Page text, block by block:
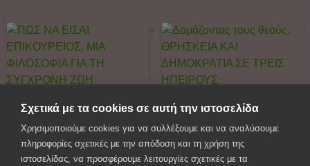
ΠΩΣ ΝΑ ΕΙΣΑΙ
ΕΠΙΚΟΥΡΕΙΟΣ. ΜΙΑ
ΦΙΛΟΣΟΦΙΑ ΓΙΑ ΤΗ
ΣΥΓΧΡΟΝΗ ΖΩΗ
Δαμάζοντας τους θεούς.
ΘΡΗΣΚΕΙΑ ΚΑΙ
ΔΗΜΟΚΡΑΤΙΑ ΣΕ ΤΡΕΙΣ
ΗΠΕΙΡΟΥΣ
Σχετικά με τα cookies σε αυτή την ιστοσελίδα
Χρησιμοποιούμε cookies για να συλλέξουμε και να αναλύσουμε
πληροφορίες σχετικές με την απόδοση και τη χρήση της
ιστοσελίδας, να προσφέρουμε λειτουργίες σχετικές με τα